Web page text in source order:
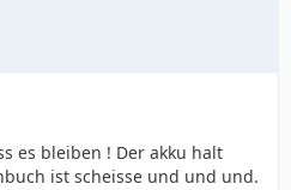
es bleiben ! Der akku halt
ist scheisse und und und.